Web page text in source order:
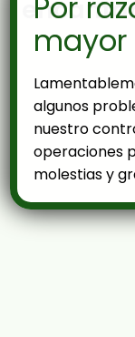
mayor
algunos
nuestro
operaciones
molestias y